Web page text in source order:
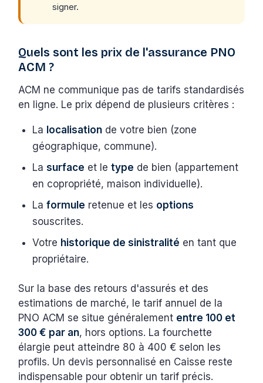
signer.
Quels sont les prix de l'assurance PNO
ACM ?
ACM ne communique pas de tarifs standardisés
en ligne. Le prix dépend de plusieurs critères :
La localisation de votre bien (zone
géographique, commune).
Lasurface et letype de bien (appartement
en copropriété, maison individuelle).
Laformule retenue et les options
souscrites.
Votre historique de sinistralité en tant que
propriétaire.
Sur la base des retours d'assurés et des
estimations de marché, le tarif annuel de la
PNO ACM se situe généralement entre 100 et
300 € par an, hors options. La fourchette
élargie peut atteindre 80 à 400 € selon les
profils. Un devis personnalisé en Caisse reste
indispensable pour obtenir un tarif précis.